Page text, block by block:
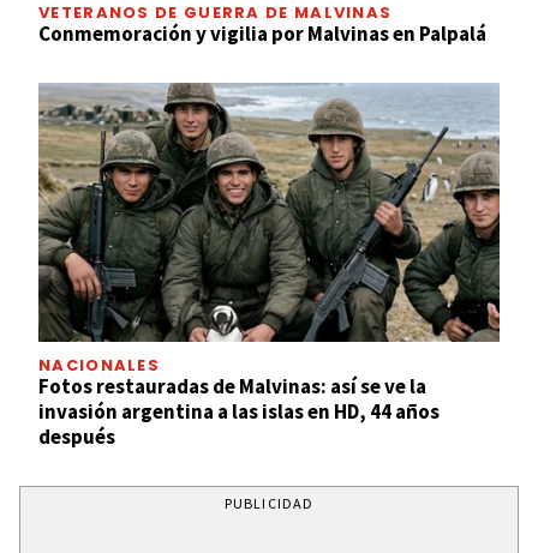
VETERANOS DE GUERRA DE MALVINAS
Conmemoración y vigilia por Malvinas en Palpalá
NACIONALES
Fotos restauradas de Malvinas: así se ve la
invasión argentina a las islas en HD, 44 años
después
PUBLICIDAD